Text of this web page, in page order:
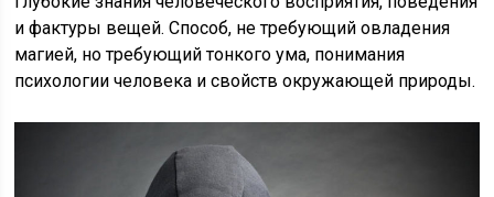
и фактуры вещей. Способ, не требующий овладения
магией, но требующий тонкого ума, понимания
психологии человека и свойств окружающей природы.